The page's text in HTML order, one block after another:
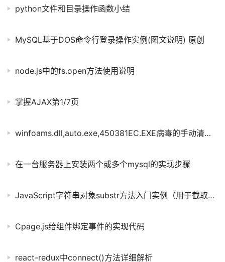
python文件和目录操作函数小结
MySQL基于DOS命令行登录操作实例(图文说明) 原创
node.js中的fs.open方法使用说明
掌握AJAX第1/7页
winfoams.dll,auto.exe,450381EC.EXE病毒的手动清除方法
在一台服务器上安装两个或多个mysql的实现步骤
JavaScript字符串对象substr方法入门实例（用于截取字符串）
Cpage.js给组件绑定事件的实现代码
react-redux中connect()方法详细解析